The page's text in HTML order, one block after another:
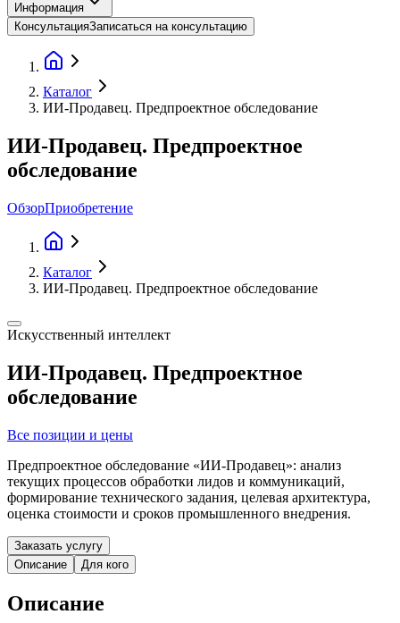
Информация
КонсультацияЗаписаться на консультацию
Каталог
ИИ-Продавец. Предпроектное обследование
ИИ-Продавец. Предпроектное
обследование
ОбзорПриобретение
Каталог
ИИ-Продавец. Предпроектное обследование
Искусственный интеллект
ИИ-Продавец. Предпроектное
обследование
Все позиции и цены
Предпроектное обследование «ИИ-Продавец»: анализ
текущих процессов обработки лидов и коммуникаций,
формирование технического задания, целевая архитектура,
оценка стоимости и сроков промышленного внедрения.
Заказать услугу
Описание
Для кого
Описание